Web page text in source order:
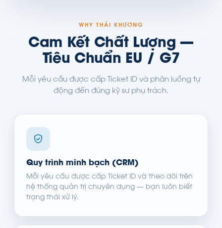
WHY THÁI KHƯƠNG
Cam Kết Chất Lượng —
Tiêu Chuẩn EU / G7
Mỗi yêu cầu được cấp Ticket ID và phân luồng tự
động đến đúng kỹ sư phụ trách.
Quy trình minh bạch (CRM)
Mỗi yêu cầu được cấp Ticket ID và theo dõi trên
hệ thống quản trị chuyên dụng — bạn luôn biết
trạng thái xử lý.